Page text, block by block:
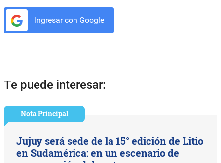
Ingresar con Google
Te puede interesar:
Nota Principal
Jujuy será sede de la 15° edición de Litio
en Sudamérica: en un escenario de